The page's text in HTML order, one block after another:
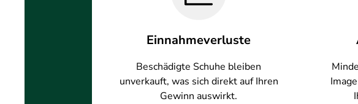
Einnahmeverluste
Beschädigte Schuhe bleiben
unverkauft, was sich direkt auf Ihren
Gewinn auswirkt.